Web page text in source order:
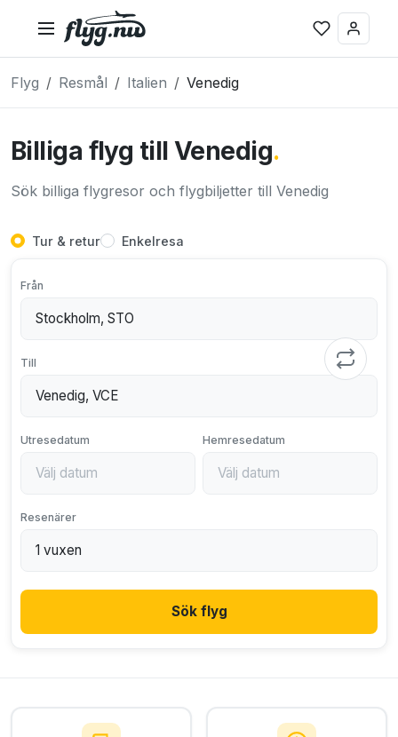
Flyg Resmål Italien Venedig
Billiga flyg till Venedig.
Sök billiga flygresor och flygbiljetter till Venedig
Tur & retur Enkelresa
Från
Till
Utresedatum Hemresedatum
Resenärer
Sök flyg